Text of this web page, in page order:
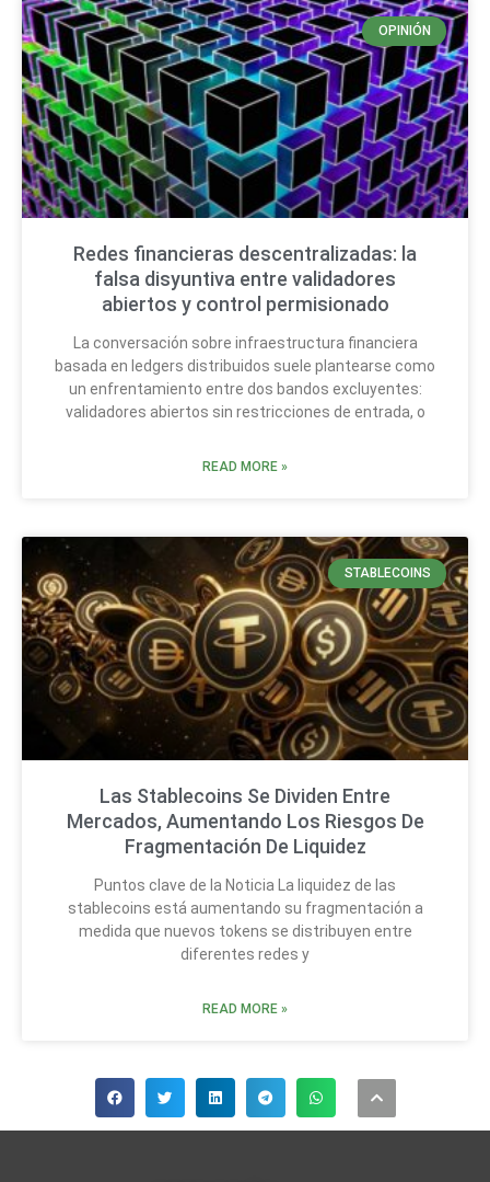
OPINIÓN
Redes financieras descentralizadas: la
falsa disyuntiva entre validadores
abiertos y control permisionado
La conversación sobre infraestructura financiera
basada en ledgers distribuidos suele plantearse como
un enfrentamiento entre dos bandos excluyentes:
validadores abiertos sin restricciones de entrada, o
READ MORE »
STABLECOINS
Las Stablecoins Se Dividen Entre
Mercados, Aumentando Los Riesgos De
Fragmentación De Liquidez
Puntos clave de la Noticia La liquidez de las
stablecoins está aumentando su fragmentación a
medida que nuevos tokens se distribuyen entre
diferentes redes y
READ MORE »